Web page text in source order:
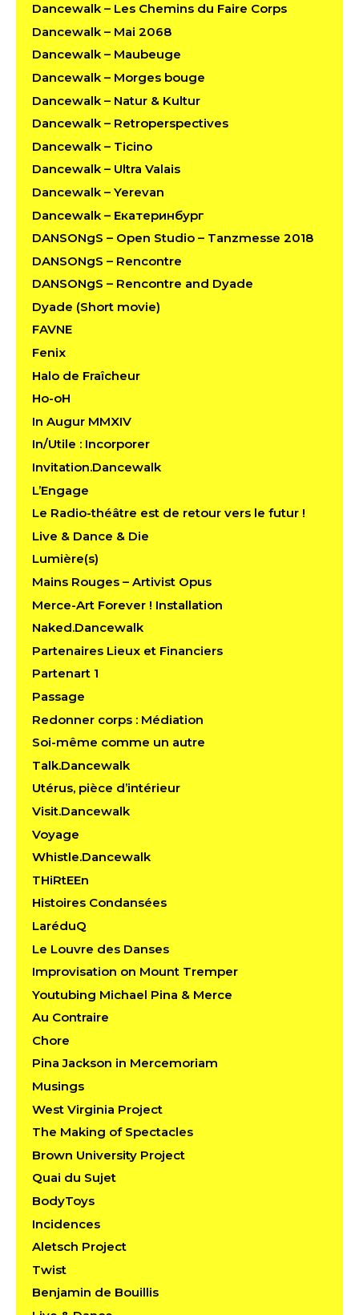
Dancewalk – Les Chemins du Faire Corps
Dancewalk – Mai 2068
Dancewalk – Maubeuge
Dancewalk – Morges bouge
Dancewalk – Natur & Kultur
Dancewalk – Retroperspectives
Dancewalk – Ticino
Dancewalk – Ultra Valais
Dancewalk – Yerevan
Dancewalk – Екатеринбург
DANSONgS – Open Studio – Tanzmesse 2018
DANSONgS – Rencontre
DANSONgS – Rencontre and Dyade
Dyade (Short movie)
FAVNE
Fenix
Halo de Fraîcheur
Ho-oH
In Augur MMXIV
In/Utile : Incorporer
Invitation.Dancewalk
L’Engage
Le Radio-théâtre est de retour vers le futur !
Live & Dance & Die
Lumière(s)
Mains Rouges – Artivist Opus
Merce-Art Forever ! Installation
Naked.Dancewalk
Partenaires Lieux et Financiers
Partenart 1
Passage
Redonner corps : Médiation
Soi-même comme un autre
Talk.Dancewalk
Utérus, pièce d’intérieur
Visit.Dancewalk
Voyage
Whistle.Dancewalk
THiRtEEn
Histoires Condansées
LaréduQ
Le Louvre des Danses
Improvisation on Mount Tremper
Youtubing Michael Pina & Merce
Au Contraire
Chore
Pina Jackson in Mercemoriam
Musings
West Virginia Project
The Making of Spectacles
Brown University Project
Quai du Sujet
BodyToys
Incidences
Aletsch Project
Twist
Benjamin de Bouillis